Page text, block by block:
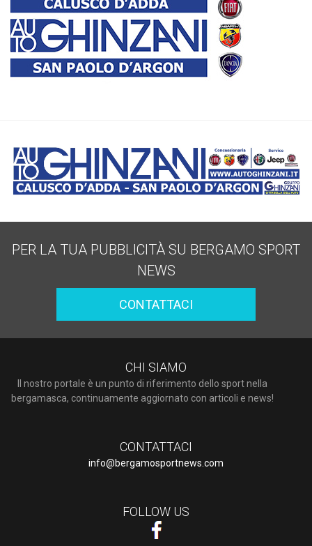
PER LA TUA PUBBLICITÀ SU BERGAMO SPORT
NEWS
CONTATTACI
CHI SIAMO
Il nostro portale è un punto di riferimento dello sport nella
bergamasca, continuamente aggiornato con articoli e news!
CONTATTACI
info@bergamosportnews.com
FOLLOW US